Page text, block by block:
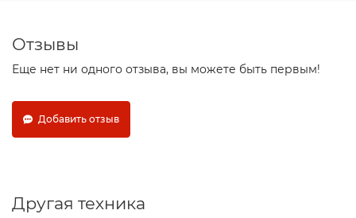
Отзывы
Еще нет ни одного отзыва, вы можете быть первым!
Добавить отзыв
Другая техника